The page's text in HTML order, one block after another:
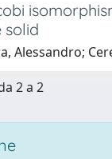
solid
Alessandro;
2 a 2